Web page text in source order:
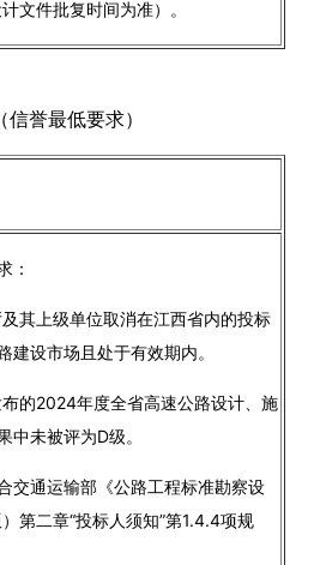
文件批复时间为准）。
誉最低要求）
：
其上级单位取消在江西省内的投标
建设市场且处于有效期内。
的2024年度全省高速公路设计、施
中未被评为D级。
交通运输部《公路工程标准勘察设
第二章“投标人须知”第1.4.4项规